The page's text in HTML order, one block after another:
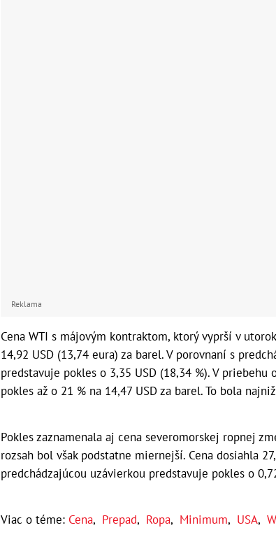
Reklama
Cena WTI s májovým kontraktom, ktorý vyprší v
14,92 USD (13,74 eura) za barel. V porovnaní s
predstavuje pokles o 3,35 USD (18,34 %). V priebehu
pokles až o 21 % na 14,47 USD za barel. To bola
Pokles zaznamenala aj cena severomorskej ropnej
rozsah bol však podstatne miernejší. Cena dosiahla
predchádzajúcou uzávierkou predstavuje pokles o
Viac o téme: Cena, Prepad, Ropa, Minimum, USA,